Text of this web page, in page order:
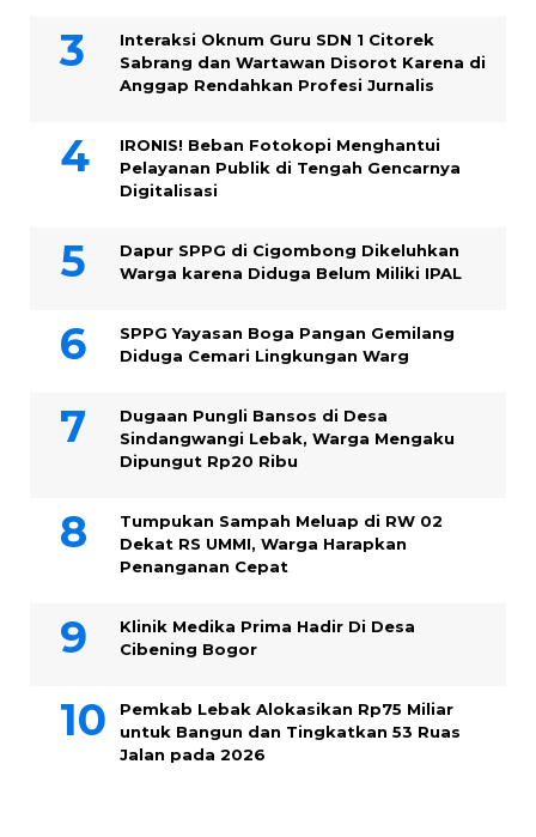
Interaksi Oknum Guru SDN 1 Citorek
Sabrang dan Wartawan Disorot Karena di
Anggap Rendahkan Profesi Jurnalis
IRONIS! Beban Fotokopi Menghantui
Pelayanan Publik di Tengah Gencarnya
Digitalisasi
Dapur SPPG di Cigombong Dikeluhkan
Warga karena Diduga Belum Miliki IPAL
SPPG Yayasan Boga Pangan Gemilang
Diduga Cemari Lingkungan Warg
Dugaan Pungli Bansos di Desa
Sindangwangi Lebak, Warga Mengaku
Dipungut Rp20 Ribu
Tumpukan Sampah Meluap di RW 02
Dekat RS UMMI, Warga Harapkan
Penanganan Cepat
Klinik Medika Prima Hadir Di Desa
Cibening Bogor
Pemkab Lebak Alokasikan Rp75 Miliar
untuk Bangun dan Tingkatkan 53 Ruas
Jalan pada 2026